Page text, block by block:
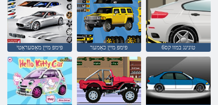
פּימפּ מייַן מאַסעראַטי פּימפּ מייַן כאַמער טונינג במוו קס6